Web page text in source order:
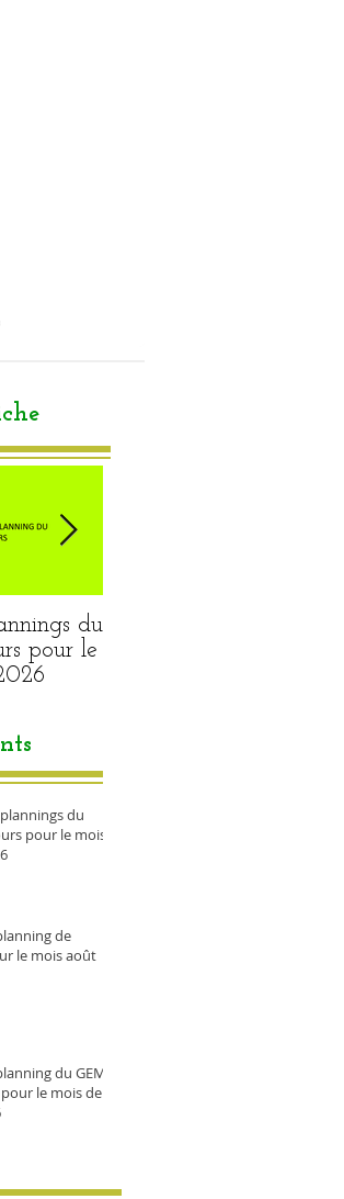
du
pour le
du
pour le mois
de
le mois août
du GEM
le mois de